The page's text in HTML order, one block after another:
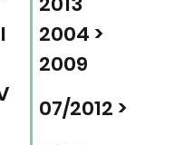
2004 >
2009
07/2012 >